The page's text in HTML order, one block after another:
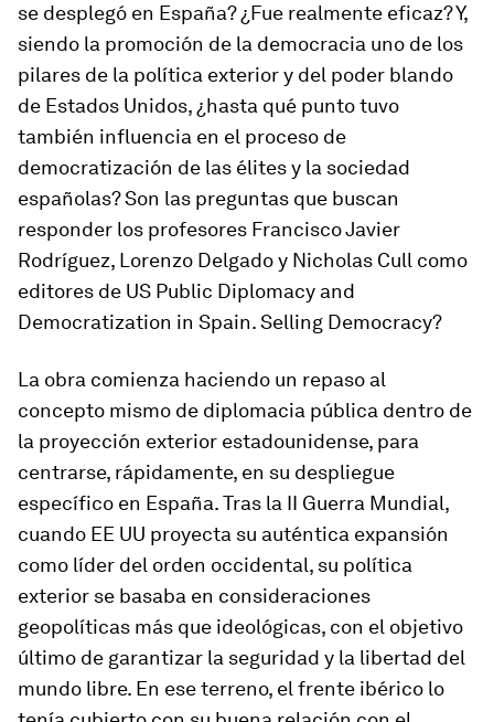
se desplegó en España? ¿Fue realmente eficaz? Y,
siendo la promoción de la democracia uno de los
pilares de la política exterior y del poder blando
de Estados Unidos, ¿hasta qué punto tuvo
también influencia en el proceso de
democratización de las élites y la sociedad
españolas? Son las preguntas que buscan
responder los profesores Francisco Javier
Rodríguez, Lorenzo Delgado y Nicholas Cull como
editores de US Public Diplomacy and
Democratization in Spain. Selling Democracy?
La obra comienza haciendo un repaso al
concepto mismo de diplomacia pública dentro de
la proyección exterior estadounidense, para
centrarse, rápidamente, en su despliegue
específico en España. Tras la II Guerra Mundial,
cuando EE UU proyecta su auténtica expansión
como líder del orden occidental, su política
exterior se basaba en consideraciones
geopolíticas más que ideológicas, con el objetivo
último de garantizar la seguridad y la libertad del
mundo libre. En ese terreno, el frente ibérico lo